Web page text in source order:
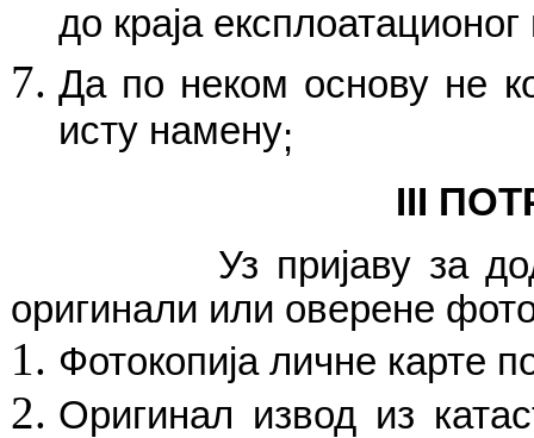
до краја
Да по неком основу не
исту намену;
III
Уз пријаву за
оригинали или оверене
Фотокопија личне карте
Оригинал извод из